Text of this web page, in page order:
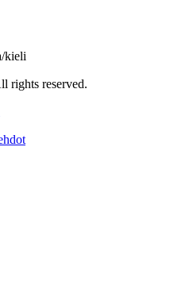
kieli
rights reserved.